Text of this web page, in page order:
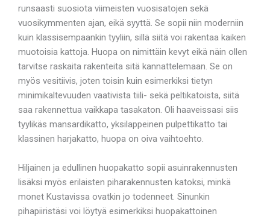
runsaasti suosiota viimeisten vuosisatojen sekä
vuosikymmenten ajan, eikä syyttä. Se sopii niin moderniin
kuin klassisempaankin tyyliin, sillä siitä voi rakentaa kaiken
muotoisia kattoja. Huopa on nimittäin kevyt eikä näin ollen
tarvitse raskaita rakenteita sitä kannattelemaan. Se on
myös vesitiivis, joten toisin kuin esimerkiksi tietyn
minimikaltevuuden vaativista tiili- sekä peltikatoista, siitä
saa rakennettua vaikkapa tasakaton. Oli haaveissasi siis
tyylikäs mansardikatto, yksilappeinen pulpettikatto tai
klassinen harjakatto, huopa on oiva vaihtoehto.
Hiljainen ja edullinen huopakatto sopii asuinrakennusten
lisäksi myös erilaisten piharakennusten katoksi, minkä
monet Kustavissa ovatkin jo todenneet. Sinunkin
pihapiiristäsi voi löytyä esimerkiksi huopakattoinen